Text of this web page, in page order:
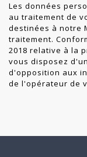
Les données
au traitement de
destinées à notre
traitement.
2018 relative à la
vous disposez
d'opposition aux
de l'opérateur de